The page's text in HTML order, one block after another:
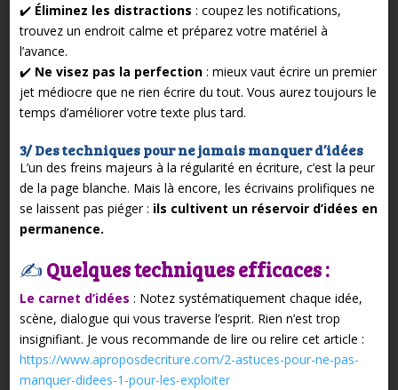
✔️ Éliminez les distractions : coupez les notifications,
trouvez un endroit calme et préparez votre matériel à
l’avance.
✔️ Ne visez pas la perfection: mieux vaut écrire un premier
jet médiocre que ne rien écrire du tout. Vous aurez toujours le
temps d’améliorer votre texte plus tard.
3/ Des techniques pour ne jamais manquer d’idées
L’un des freins majeurs à la régularité en écriture, c’est la peur
de la page blanche. Mais là encore, les écrivains prolifiques ne
se laissent pas piéger : ils cultivent un réservoir d’idées en
permanence.
✍️ Quelques techniques efficaces :
Le carnet d’idées : Notez systématiquement chaque idée,
scène, dialogue qui vous traverse l’esprit. Rien n’est trop
insignifiant. Je vous recommande de lire ou relire cet article :
https://www.aproposdecriture.com/2-astuces-pour-ne-pas-
manquer-didees-1-pour-les-exploiter